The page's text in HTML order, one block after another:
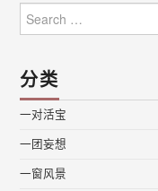
Search
for:
分类
一对活宝
一团妄想
一窗风景